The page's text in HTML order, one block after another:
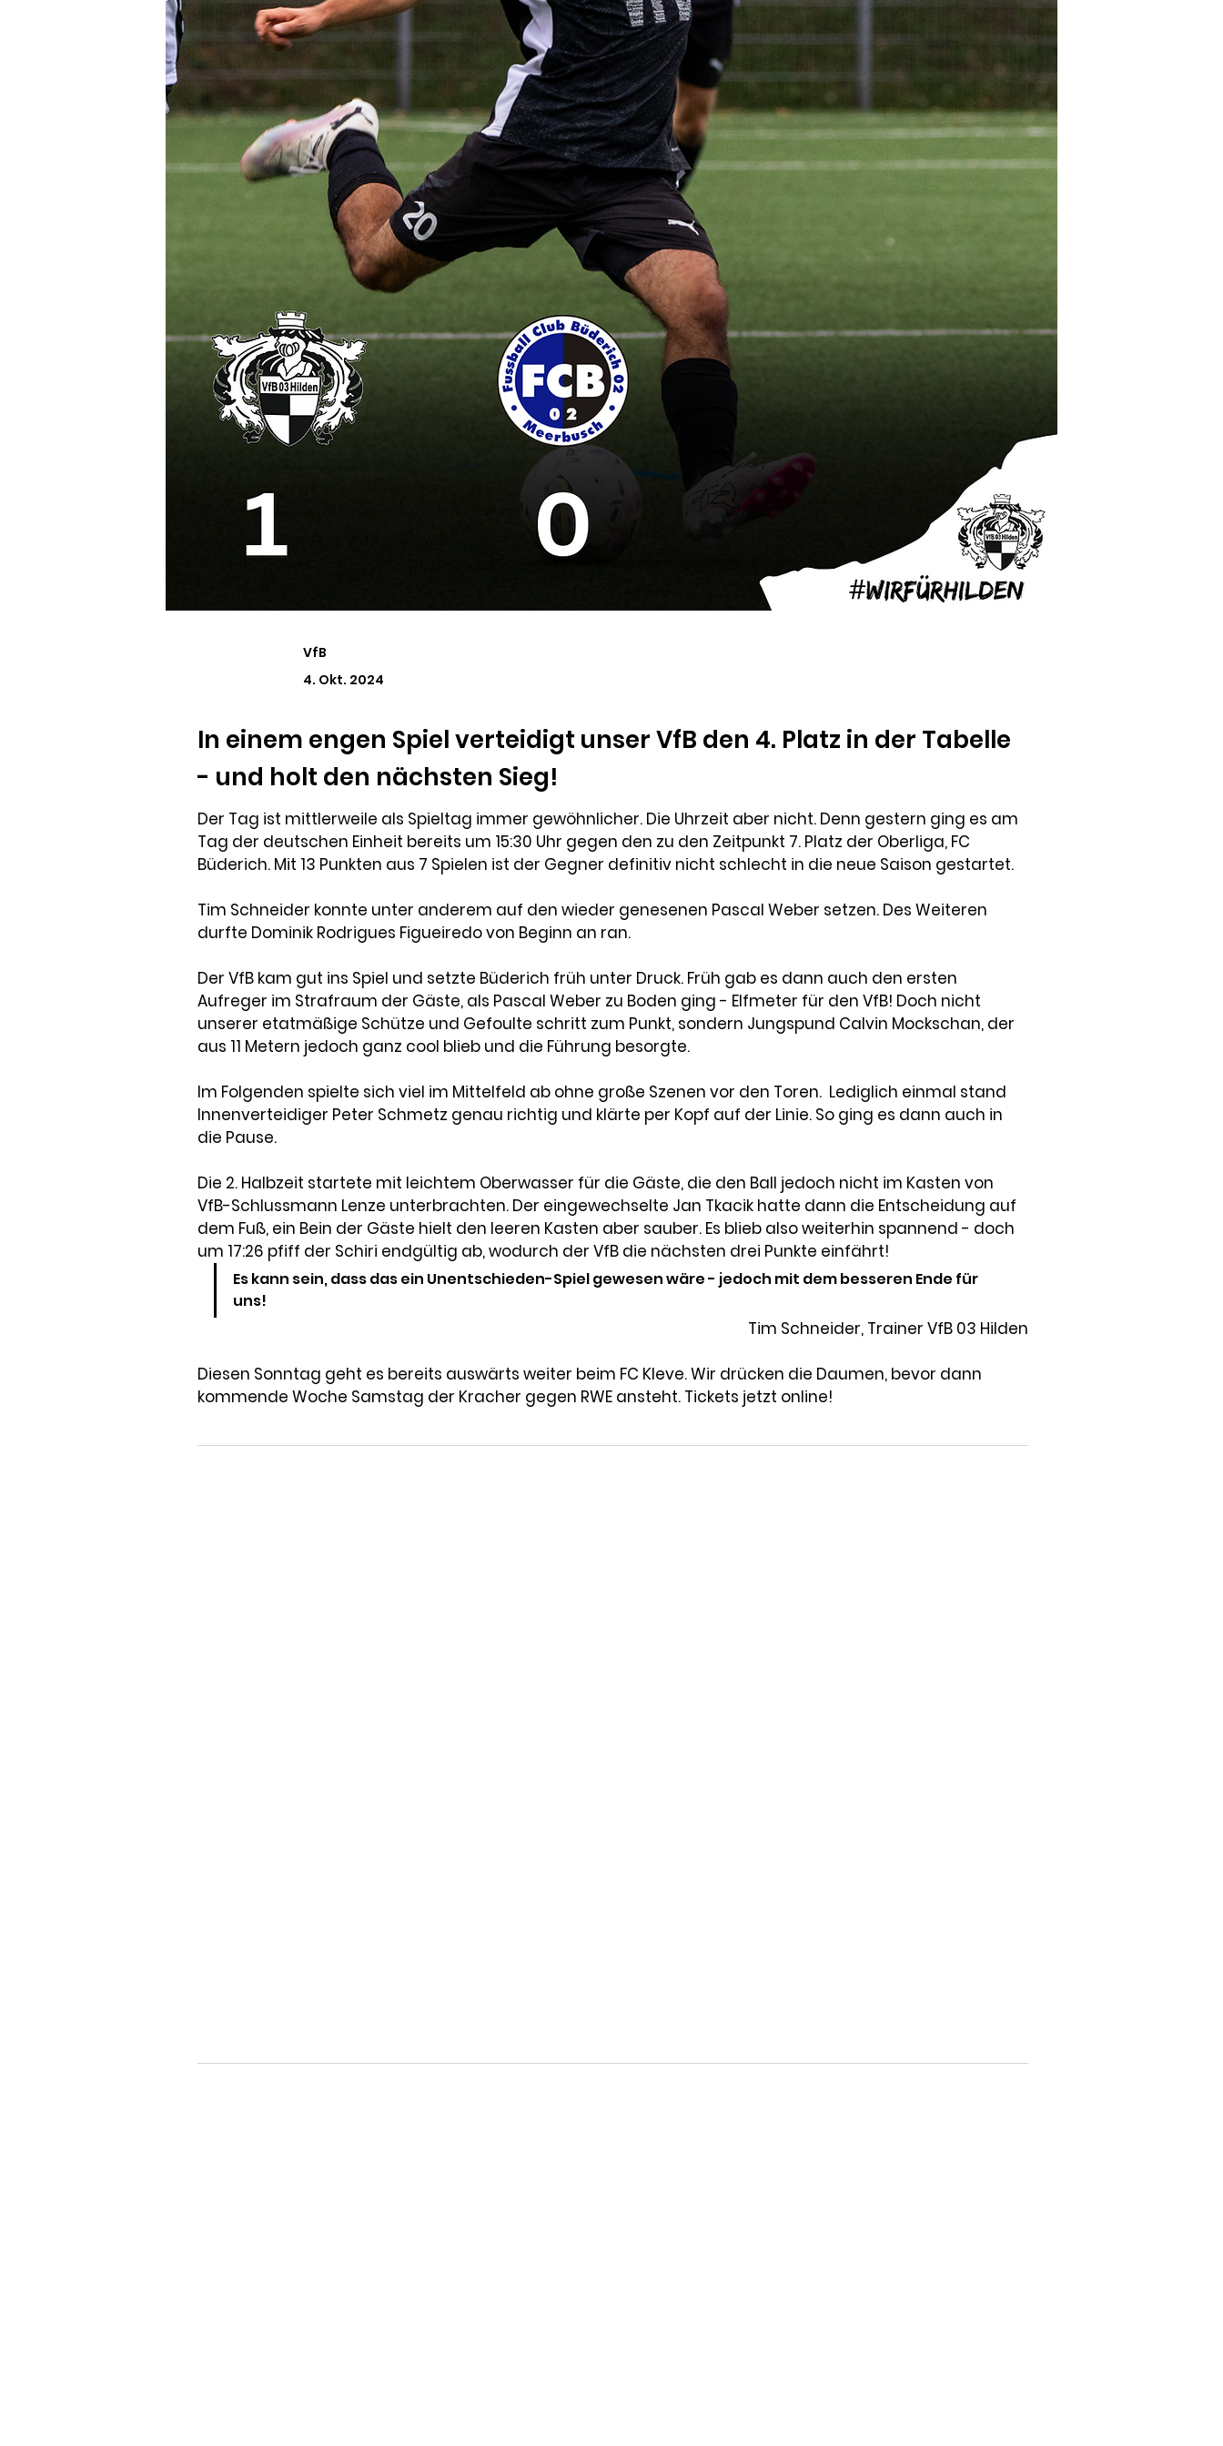
VfB
4. Okt. 2024
In einem engen Spiel verteidigt unser VfB den 4. Platz in der Tabelle
- und holt den nächsten Sieg!
Der Tag ist mittlerweile als Spieltag immer gewöhnlicher. Die Uhrzeit aber nicht. Denn gestern ging es am
Tag der deutschen Einheit bereits um 15:30 Uhr gegen den zu den Zeitpunkt 7. Platz der Oberliga, FC
Büderich. Mit 13 Punkten aus 7 Spielen ist der Gegner definitiv nicht schlecht in die neue Saison gestartet.
Tim Schneider konnte unter anderem auf den wieder genesenen Pascal Weber setzen. Des Weiteren
durfte Dominik Rodrigues Figueiredo von Beginn an ran.
Der VfB kam gut ins Spiel und setzte Büderich früh unter Druck. Früh gab es dann auch den ersten
Aufreger im Strafraum der Gäste, als Pascal Weber zu Boden ging - Elfmeter für den VfB! Doch nicht
unserer etatmäßige Schütze und Gefoulte schritt zum Punkt, sondern Jungspund Calvin Mockschan, der
aus 11 Metern jedoch ganz cool blieb und die Führung besorgte.
Im Folgenden spielte sich viel im Mittelfeld ab ohne große Szenen vor den Toren.  Lediglich einmal stand
Innenverteidiger Peter Schmetz genau richtig und klärte per Kopf auf der Linie. So ging es dann auch in
die Pause.
Die 2. Halbzeit startete mit leichtem Oberwasser für die Gäste, die den Ball jedoch nicht im Kasten von
VfB-Schlussmann Lenze unterbrachten. Der eingewechselte Jan Tkacik hatte dann die Entscheidung auf
dem Fuß, ein Bein der Gäste hielt den leeren Kasten aber sauber. Es blieb also weiterhin spannend - doch
um 17:26 pfiff der Schiri endgültig ab, wodurch der VfB die nächsten drei Punkte einfährt!
Es kann sein, dass das ein Unentschieden-Spiel gewesen wäre - jedoch mit dem besseren Ende für
uns!
Tim Schneider, Trainer VfB 03 Hilden
Diesen Sonntag geht es bereits auswärts weiter beim FC Kleve. Wir drücken die Daumen, bevor dann
kommende Woche Samstag der Kracher gegen RWE ansteht. Tickets jetzt online!